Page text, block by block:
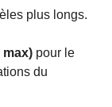
plus longs.
max) pour le
du